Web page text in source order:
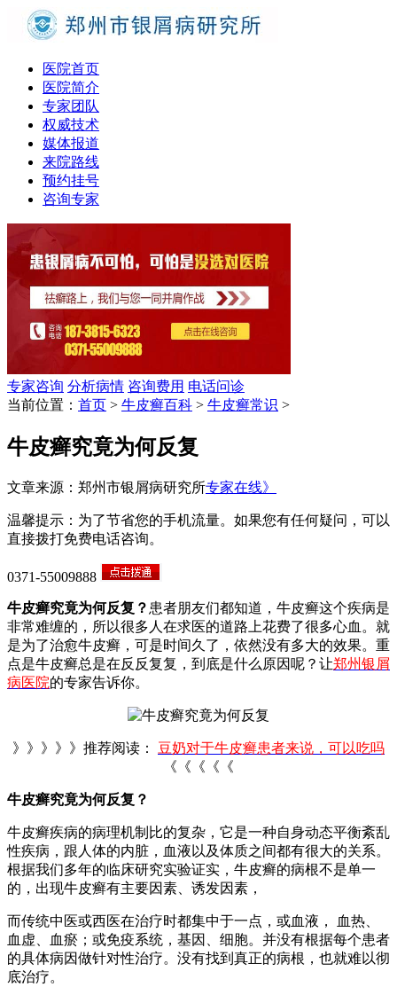
医院首页
医院简介
专家团队
权威技术
媒体报道
来院路线
预约挂号
咨询专家
专家咨询 分析病情 咨询费用 电话问诊
当前位置： 首页 > 牛皮癣百科 > 牛皮癣常识 >
牛皮癣究竟为何反复
文章来源：郑州市银屑病研究所专家在线》
温馨提示：为了节省您的手机流量。如果您有任何疑问，可以
直接拨打免费电话咨询。
0371-55009888
牛皮癣究竟为何反复？ 患者朋友们都知道，牛皮癣这个疾病是
非常难缠的，所以很多人在求医的道路上花费了很多心血。就
是为了治愈牛皮癣，可是时间久了，依然没有多大的效果。重
点是牛皮癣总是在反反复复，到底是什么原因呢？让郑州银屑
病医院的专家告诉你。
》》》》》推荐阅读： 豆奶对于牛皮癣患者来说，可以吃吗
《《《《《
牛皮癣究竟为何反复？
牛皮癣疾病的病理机制比的复杂，它是一种自身动态平衡紊乱
性疾病，跟人体的内脏，血液以及体质之间都有很大的关系。
根据我们多年的临床研究实验证实，牛皮癣的病根不是单一
的，出现牛皮癣有主要因素、诱发因素，
而传统中医或西医在治疗时都集中于一点，或血液， 血热、
血虚、血瘀；或免疫系统，基因、细胞。并没有根据每个患者
的具体病因做针对性治疗。没有找到真正的病根，也就难以彻
底治疗。